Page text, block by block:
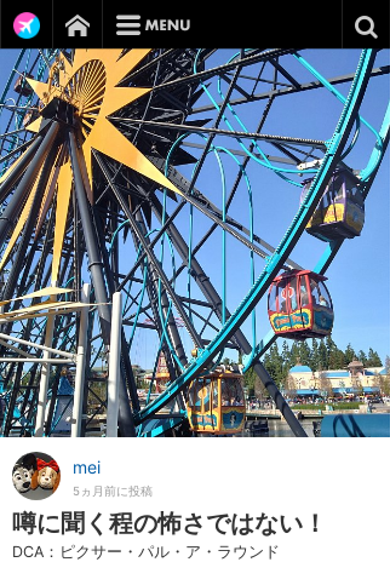
mei
5ヵ月前に投稿
噂に聞く程の怖さではない！
DCA：ピクサー・パル・ア・ラウンド